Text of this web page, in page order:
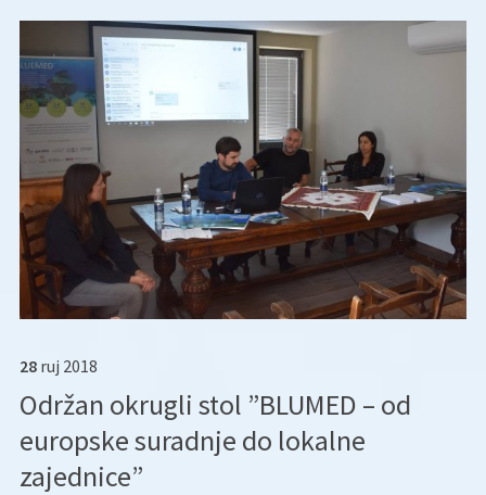
28 ruj 2018
Održan okrugli stol ”BLUMED – od
europske suradnje do lokalne
zajednice”